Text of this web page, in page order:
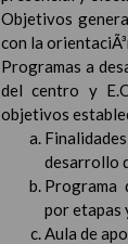
Objetivos
con la
Programas a
del centro y
objetivos
desarrollo
Programa
por etapas
Aula de